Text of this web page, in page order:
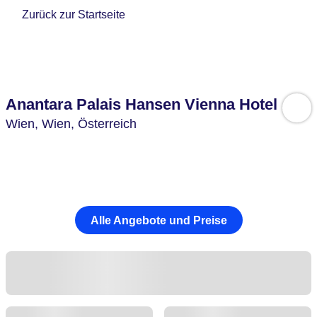
Zurück zur Startseite
Anantara Palais Hansen Vienna Hotel
Wien, Wien, Österreich
Alle Angebote und Preise